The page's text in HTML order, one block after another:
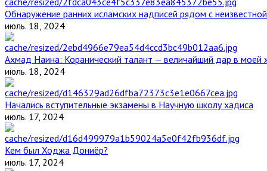
Обнаружение ранних исламских надписей рядом с
июль. 18, 2024
Ахмад Наина: Коранический талант — величайший дар в моей
июль. 18, 2024
Начались вступительные экзамены в Научную школу хадиса
июль. 17, 2024
Кем был Ходжа Дониёр?
июль. 17, 2024